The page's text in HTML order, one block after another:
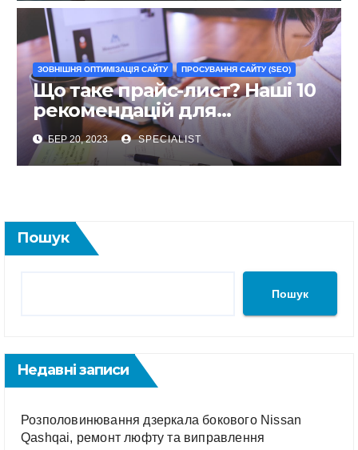
ЗОВНІШНЯ ОПТИМІЗАЦІЯ САЙТУ ПРОСУВАННЯ САЙТУ (SEO)
Що таке прайс-лист? Наші 10
рекомендацій для
створення хорошого Прайс-
Листа
БЕР 20, 2023 SPECIALIST
Пошук
Пошук
Недавні записи
Розполовинювання дзеркала бокового Nissan
Qashqai, ремонт люфту та виправлення